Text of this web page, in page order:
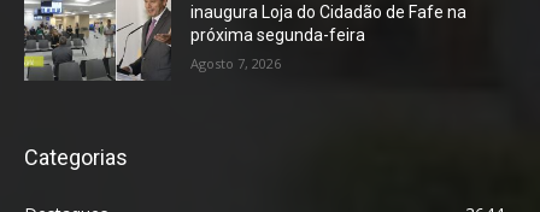
inaugura Loja do Cidadão de Fafe na
próxima segunda-feira
Agosto 7, 2026
Categorias